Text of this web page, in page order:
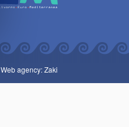
Web agency: Zaki